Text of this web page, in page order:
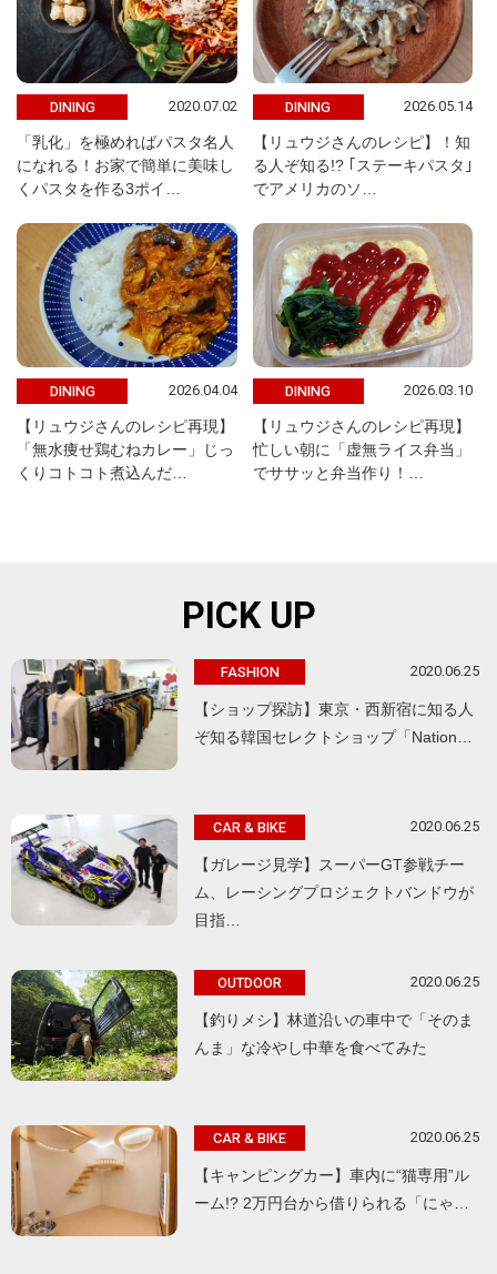
DINING 2020.07.02
「乳化」を極めればパスタ名人
になれる！お家で簡単に美味し
くパスタを作る3ポイ…
DINING 2026.05.14
【リュウジさんのレシピ】！知
る人ぞ知る!? ｢ステーキパスタ｣
でアメリカのソ…
DINING 2026.04.04
【リュウジさんのレシピ再現】
「無水痩せ鶏むねカレー」じっ
くりコトコト煮込んだ…
DINING 2026.03.10
【リュウジさんのレシピ再現】
忙しい朝に「虚無ライス弁当」
でササッと弁当作り！…
PICK UP
FASHION 2020.06.25
【ショップ探訪】東京・西新宿に知る人
ぞ知る韓国セレクトショップ「Nation…
CAR & BIKE 2020.06.25
【ガレージ見学】スーパーGT参戦チー
ム、レーシングプロジェクトバンドウが
目指…
OUTDOOR 2020.06.25
【釣りメシ】林道沿いの車中で「そのま
んま」な冷やし中華を食べてみた
CAR & BIKE 2020.06.25
【キャンピングカー】車内に“猫専用”ル
ーム!? 2万円台から借りられる「にゃ…